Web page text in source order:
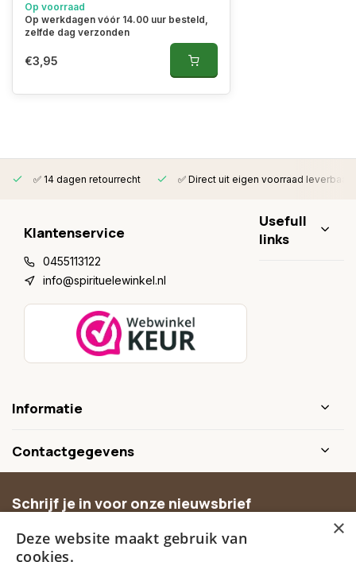
Op voorraad
Op werkdagen vóór 14.00 uur besteld,
zelfde dag verzonden
€3,95
✅ 14 dagen retourrecht ✅ Direct uit eigen voorraad leverbaar
Klantenservice
0455113122
info@spirituelewinkel.nl
Usefull
links
Informatie
Contactgegevens
Schrijf je in voor onze nieuwsbrief
aanbiedingen.
×
Deze website maakt gebruik van
cookies.